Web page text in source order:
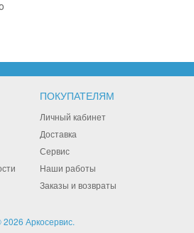
ПОКУПАТЕЛЯМ
Личный кабинет
Доставка
Сервис
Наши работы
Заказы и возвраты
2026 Аркосервис.